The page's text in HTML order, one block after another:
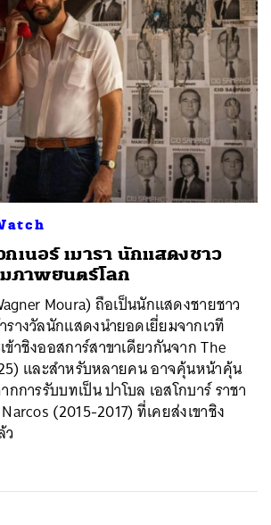
เนอร์ เมารา นักแสดงชาว
ภาพยนตร์โลก
Moura) ถือเป็นนักแสดงชายชาว
างวัลนักแสดงนำยอดเยี่ยมจากเวที
าชิงออสการ์สาขาเดียวกันจาก The
และสำหรับหลายคน อาจคุ้นหน้าคุ้น
การรับบทเป็น ปาโบล เอสโกบาร์ ราชา
(2015-2017) ที่เคยส่งเขาชิง
TWEET